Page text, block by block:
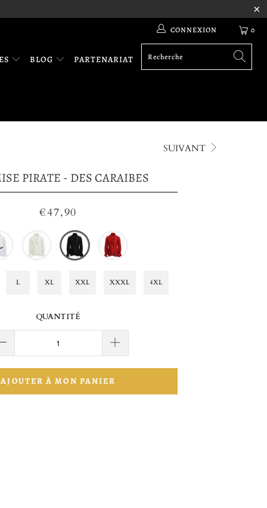
0
CONNEXION
BLOG PARTENARIAT
SUIVANT
PIRATE - DES CARAIBES
€47,90
L XL XXL XXXL 4XL
QUANTITÉ
AJOUTER À MON PANIER